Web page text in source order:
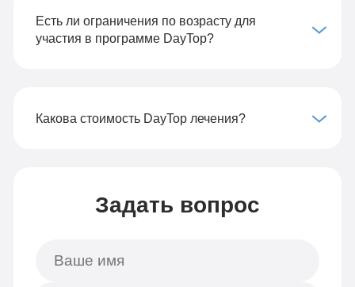
Есть ли ограничения по возрасту для
участия в программе DayTop?
Какова стоимость DayTop лечения?
Задать вопрос